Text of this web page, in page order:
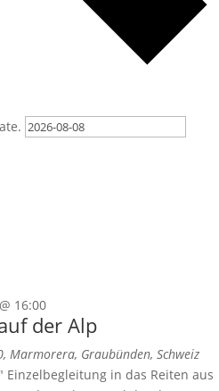
16:00
der Alp
Marmorera, Graubünden, Schweiz
in das Reiten aus